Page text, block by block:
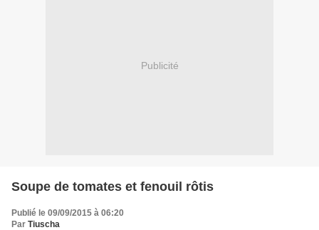
Publicité
Soupe de tomates et fenouil rôtis
Publié le 09/09/2015 à 06:20
Par Tiuscha